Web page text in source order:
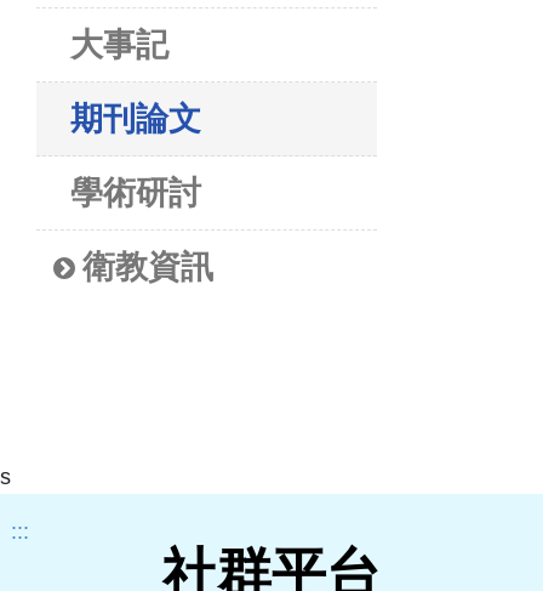
大事記
期刊論文
學術研討
衛教資訊
s
:::
社群平台